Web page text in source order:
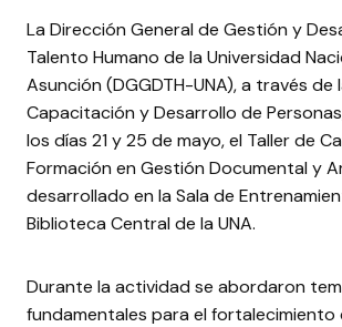
La Dirección General de Gestión y
Talento Humano de la Universidad
Asunción (DGGDTH-UNA), a través de
Capacitación y Desarrollo de
los días 21 y 25 de mayo, el Taller de
Formación en Gestión Documental y
desarrollado en la Sala de
Biblioteca Central de la UNA.
Durante la actividad se abordaron
fundamentales para el fortalecimiento